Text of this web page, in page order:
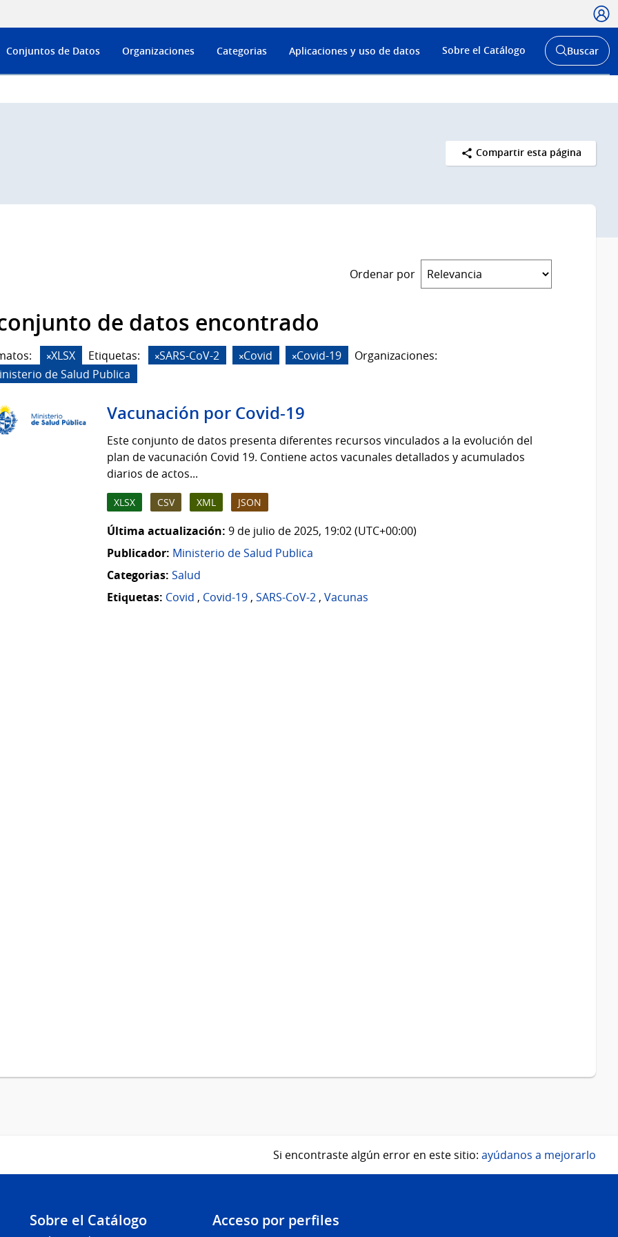
Menú
de
Conjuntos de Datos Organizaciones Categorias Aplicaciones y uso de datos Sobre el Catálogo
Abrir
buscador
Buscar
Compartir esta página
Ordenar por
de datos encontrado
XLSX Etiquetas: SARS-CoV-2 Covid Covid-19
Organizaciones:
de Salud Publica
Vacunación por Covid-19
Este conjunto de datos presenta diferentes recursos vinculados a la evolución del
plan de vacunación Covid 19. Contiene actos vacunales detallados y acumulados
diarios de actos...
XLSX CSV XML JSON
Última actualización: 9 de julio de 2025, 19:02 (UTC+00:00)
Publicador: Ministerio de Salud Publica
Categorias: Salud
Etiquetas: Covid , Covid-19, SARS-CoV-2, Vacunas
Si encontraste algún error en este sitio: ayúdanos a mejorarlo
Sobre el Catálogo Acceso por perfiles